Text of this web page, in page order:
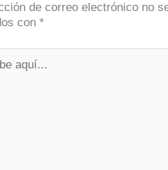
de correo electrónico no
con *